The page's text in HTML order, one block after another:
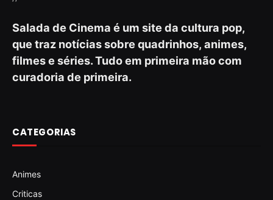
Salada de Cinema é um site da cultura pop,
que traz notícias sobre quadrinhos, animes,
filmes e séries. Tudo em primeira mão com
curadoria de primeira.
CATEGORIAS
Animes
Criticas